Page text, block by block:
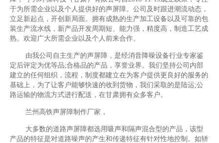
于为所需企业以及个人提供好的声屏障。公司及时跟进潮流动态，
立足新起点，开创新局面。拥有成熟的生产加工设备以及可靠的包
装生产流水线，新产品开发周期短、能力强，精度高，制造工艺成
熟。欢迎广大所需企业以及个人前来合作。
由我公司自主生产的声屏障，是经消音降噪设备行业专家鉴
定后评定为优等品;合格品的产品，享誉业界。我们坚持公司内部
建立的任何组织，流程，制度都建立在为客户提供更良好的服务的
基础上，为了让客户能够快速的收到货物，我们采取的是陆运;公
路运输的物流方式进行配送，在甘肃拥有众多客户。
兰州高铁声屏障制作厂家，
大多数的道路声屏障都选用吸声和隔声混合型的产品，该型
产品的特征是对道路噪声的产生和传递特征有针对性地控制。如轿